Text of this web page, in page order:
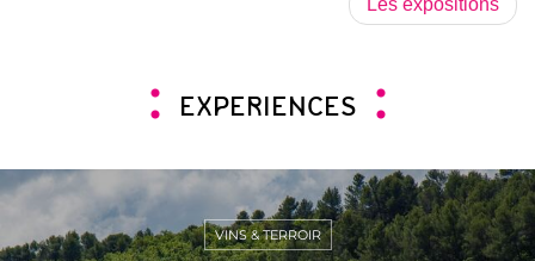
Les expositions
EXPERIENCES
VINS & TERROIR